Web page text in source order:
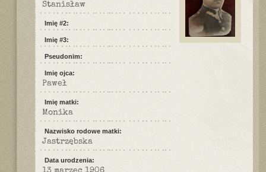
Stanisław
Imię #2:
Imię #3:
Pseudonim:
Imię ojca:
Paweł
Imię matki:
Monika
Nazwisko rodowe matki:
Jastrzębska
Data urodzenia: